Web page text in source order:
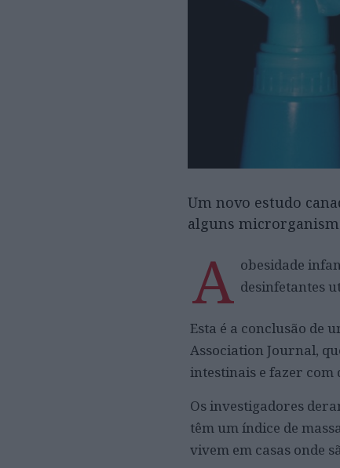
Um novo estudo
alguns
A obesidade
desinfetantes
Esta é a conclusão de
Association Journal,
intestinais e fazer com
Os investigadores
têm um índice de
vivem em casas onde